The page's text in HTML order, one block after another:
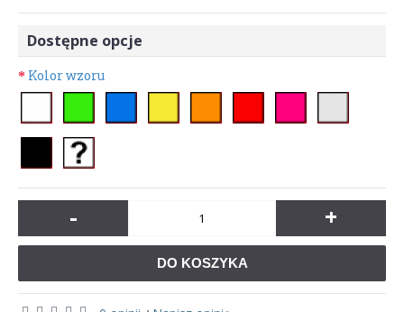
Dostępne opcje
Kolor wzoru
- +
DO KOSZYKA